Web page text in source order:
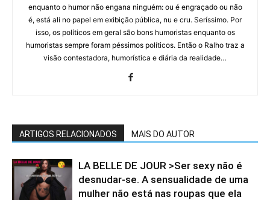
enquanto o humor não engana ninguém: ou é engraçado ou não
é, está ali no papel em exibição pública, nu e cru. Seríssimo. Por
isso, os políticos em geral são bons humoristas enquanto os
humoristas sempre foram péssimos políticos. Então o Ralho traz a
visão contestadora, humorística e diária da realidade…
ARTIGOS RELACIONADOS MAIS DO AUTOR
LA BELLE DE JOUR >⁠Ser sexy não é
desnudar-se. A sensualidade de uma
mulher não está nas roupas que ela